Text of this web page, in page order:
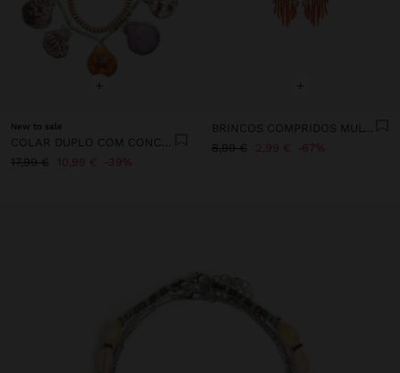
+
New to sale
17,99 €
10,99 € 39%
+
8,99 €
2,99 € 67%